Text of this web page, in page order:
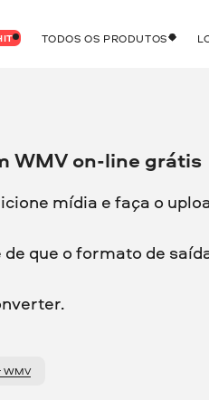
TODOS OS PRODUTOS
WMV on-line grátis
mídia e faça o
que o formato de
WMV